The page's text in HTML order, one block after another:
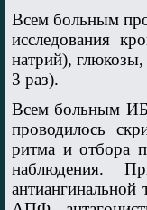
Всем больным
исследования
натрий),
3 раз).
Всем больным
проводилось
ритма и отбора
наблюдения.